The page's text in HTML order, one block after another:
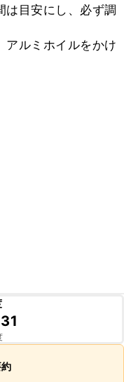
は目安にし、必ず調
アルミホイルをかけ